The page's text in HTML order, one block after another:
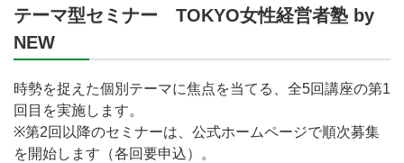
テーマ型セミナー TOKYO女性経営者塾 by
NEW
時勢を捉えた個別テーマに焦点を当てる、全5回講座の第1
回目を実施します。
※第2回以降のセミナーは、公式ホームページで順次募集
を開始します（各回要申込）。